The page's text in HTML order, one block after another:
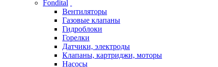
Fondital
Вентиляторы
Газовые клапаны
Гидроблоки
Горелки
Датчики, электроды
Клапаны, картриджи, моторы
Насосы